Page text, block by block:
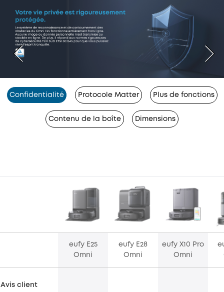
Confidentialité Protocole Matter Plus de fonctions
Contenu de la boîte Dimensions
eufy E25
Omni
eufy E28
Omni
eufy X10 Pro
Omni
Avis client